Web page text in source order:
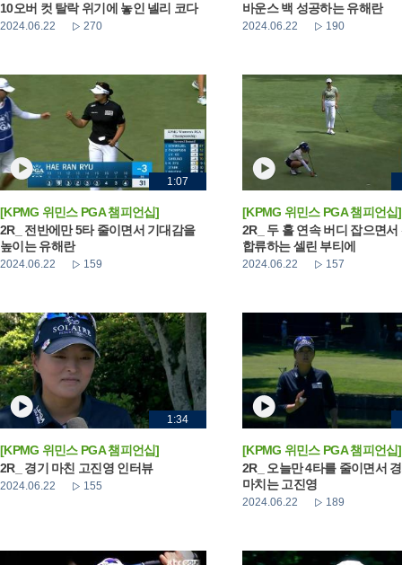
10오버 컷 탈락 위기에 놓인 넬리 코다
2024.06.22 270
바운스 백 성공하는 유해란
2024.06.22 190
1:07
[KPMG 위민스 PGA 챔피언십]
2R_ 전반에만 5타 줄이면서 기대감을
높이는 유해란
2024.06.22 159
[KPMG 위민스 PGA 챔피언십]
2R_ 두 홀 연속 버디 잡으면서
합류하는 셀린 부티에
2024.06.22 157
1:34
[KPMG 위민스 PGA 챔피언십]
2R_ 경기 마친 고진영 인터뷰
2024.06.22 155
[KPMG 위민스 PGA 챔피언십]
2R_ 오늘만 4타를 줄이면서
마치는 고진영
2024.06.22 189